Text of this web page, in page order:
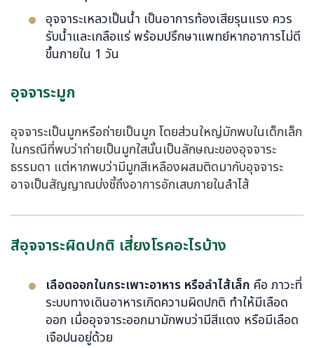
อุจจาระเหลวเป็นน้ำ เป็นอาการท้องเสียรุนแรง ควร
รับน้ำและเกลือแร่ พร้อมปรึกษาแพทย์หากอาการไม่ดี
ขึ้นภายใน 1 วัน
อุจจาระมูก
อุจจาระเป็นมูกหรือถ่ายเป็นมูก โดยส่วนใหญ่มักพบในเด็กเล็ก
ในกรณีที่พบว่าถ่ายเป็นมูกใสนั้นเป็นลักษณะของอุจจาระ
ธรรมดา แต่หากพบว่ามีมูกสีเหลืองผสมติดมากับอุจจาระ
อาจเป็นสัญญาณบ่งชี้ถึงอาการอักเสบภายในลำไส้
สีอุจจาระผิดปกติ เสี่ยงโรคอะไรบ้าง
เลือดออกในกระเพาะอาหาร หรือลำไส้เล็ก คือ ภาวะที่
ระบบทางเดินอาหารเกิดความผิดปกติ ทำให้มีเลือด
ออก เมื่ออุจจาระออกมามักพบว่ามีสีแดง หรือมีเลือด
เจือปนอยู่ด้วย